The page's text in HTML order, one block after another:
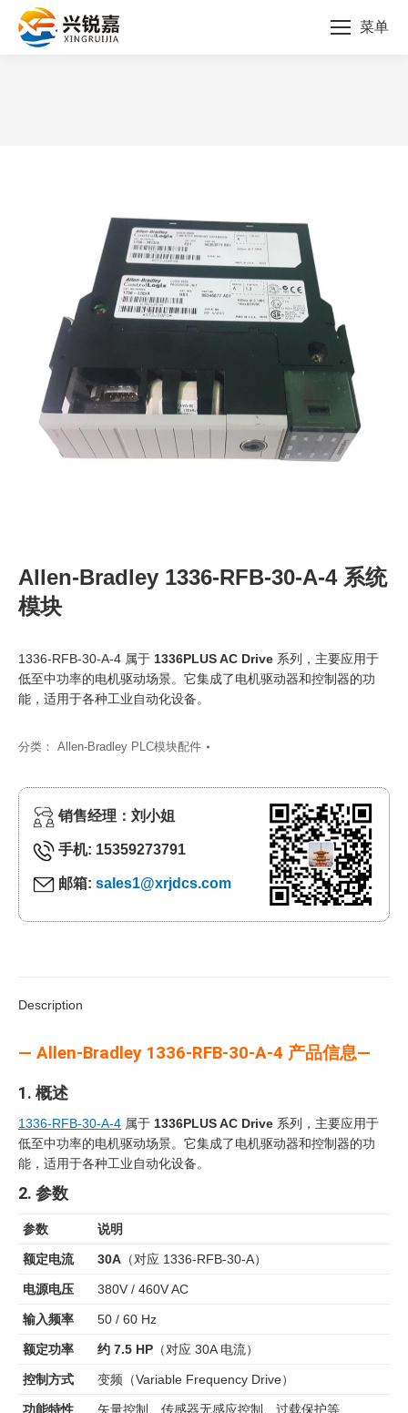
菜单
Allen-Bradley 1336-RFB-30-A-4 系统
模块
1336-RFB-30-A-4 属于 1336PLUS AC Drive 系列，主要应用于
低至中功率的电机驱动场景。它集成了电机驱动器和控制器的功
能，适用于各种工业自动化设备。
分类： Allen-Bradley PLC模块配件
销售经理：刘小姐
手机: 15359273791
邮箱: sales1@xrjdcs.com
Description
— Allen-Bradley 1336-RFB-30-A-4 产品信息—
1. 概述
1336-RFB-30-A-4 属于 1336PLUS AC Drive 系列，主要应用于
低至中功率的电机驱动场景。它集成了电机驱动器和控制器的功
能，适用于各种工业自动化设备。
2. 参数
参数 说明
额定电流 30A （对应 1336-RFB-30-A）
电源电压 380V / 460V AC
输入频率 50 / 60 Hz
额定功率 约 7.5 HP （对应 30A 电流）
控制方式 变频（Variable Frequency Drive）
功能特性 矢量控制、传感器无感应控制、过载保护等